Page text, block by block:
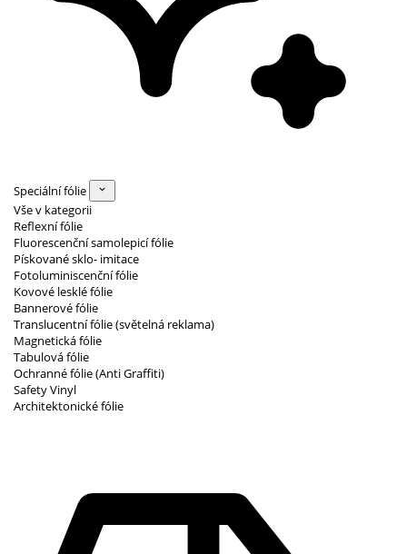
Speciální fólie
Vše v kategorii
Reflexní fólie
Fluorescenční samolepicí fólie
Pískované sklo- imitace
Fotoluminiscenční fólie
Kovové lesklé fólie
Bannerové fólie
Translucentní fólie (světelná reklama)
Magnetická fólie
Tabulová fólie
Ochranné fólie (Anti Graffiti)
Safety Vinyl
Architektonické fólie